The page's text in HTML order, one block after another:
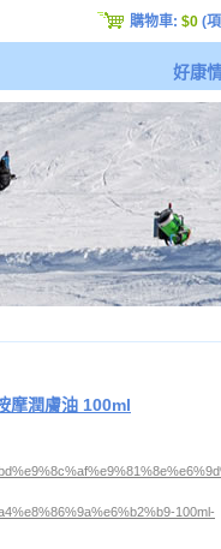
好康
摩潤膚油 100ml
100ml-
購物車: $0 (